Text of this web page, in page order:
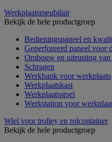
Werkplaatsmeubilair
Bekijk de hele productgroep
Bedieningspaneel en
Geperforeerd paneel voor
Ombouw en uitrusting
Schragen
Werkbank voor werkplaats
Werkplaatskast
Werkplaatsstoel
Werkstation voor
Wiel voor trolley en rolcontainer
Bekijk de hele productgroep